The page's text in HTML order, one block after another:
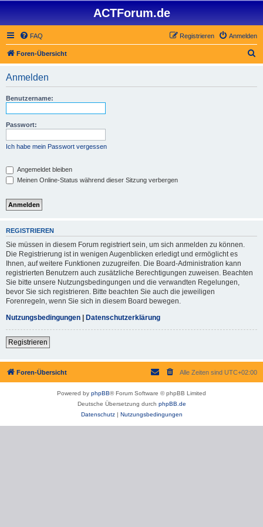
ACTForum.de
FAQ Anmelden
Registrieren
Foren-Übersicht
Anmelden
Benutzername:
Passwort:
Ich habe mein Passwort vergessen
Angemeldet bleiben
Meinen Online-Status während dieser Sitzung verbergen
REGISTRIEREN
Sie müssen in diesem Forum registriert sein, um sich anmelden zu können.
Die Registrierung ist in wenigen Augenblicken erledigt und ermöglicht es
Ihnen, auf weitere Funktionen zuzugreifen. Die Board-Administration kann
registrierten Benutzern auch zusätzliche Berechtigungen zuweisen. Beachten
Sie bitte unsere Nutzungsbedingungen und die verwandten Regelungen,
bevor Sie sich registrieren. Bitte beachten Sie auch die jeweiligen
Forenregeln, wenn Sie sich in diesem Board bewegen.
Nutzungsbedingungen | Datenschutzerklärung
Registrieren
Foren-Übersicht Alle Zeiten sind UTC+02:00
Powered by phpBB® Forum Software © phpBB Limited
Deutsche Übersetzung durch phpBB.de
Datenschutz| Nutzungsbedingungen